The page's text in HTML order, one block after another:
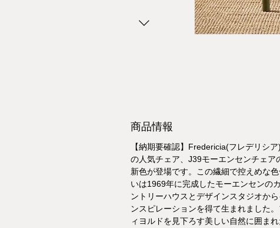
商品情報
【納期要確認】Fredericia(フレデリシア)
の人気チェア、J39モーエンセンチェア
新色が登場です。この繊細で控えめな色
いは1969年に完成したモーエンセンのカ
ントリーハウスとデザインスタジオから
ンスピレーションを得て生まれました。
ィヨルドを見下ろす美しい自然に囲まれ